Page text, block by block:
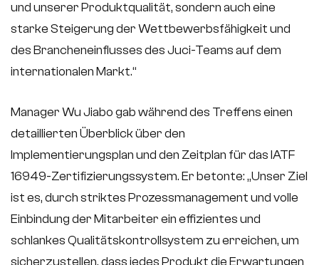
und unserer Produktqualität, sondern auch eine
starke Steigerung der Wettbewerbsfähigkeit und
des Brancheneinflusses des Juci-Teams auf dem
internationalen Markt.“
Manager Wu Jiabo gab während des Treffens einen
detaillierten Überblick über den
Implementierungsplan und den Zeitplan für das IATF
16949-Zertifizierungssystem. Er betonte: „Unser Ziel
ist es, durch striktes Prozessmanagement und volle
Einbindung der Mitarbeiter ein effizientes und
schlankes Qualitätskontrollsystem zu erreichen, um